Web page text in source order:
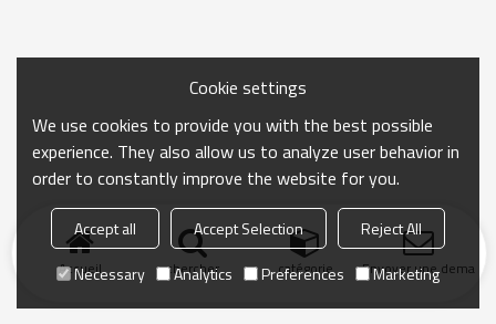
Accueil chercher catégorie Envoyer une
Cookie settings
We use cookies to provide you with the best possible
experience. They also allow us to analyze user behavior in
order to constantly improve the website for you.
Accept all Accept Selection
Reject All
Necessary
Analytics Preferences Marketing